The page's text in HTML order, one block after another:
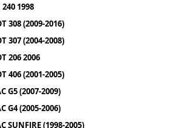
1998
308 (2009-2016)
307 (2004-2008)
206 2006
406 (2001-2005)
G5 (2007-2009)
G4 (2005-2006)
SUNFIRE (1998-2005)